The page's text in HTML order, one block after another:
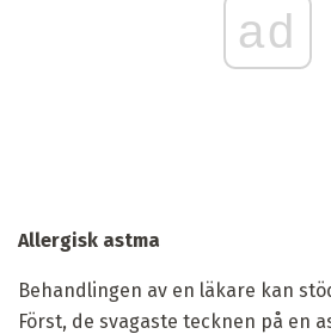
ad
Allergisk astma
Behandlingen av en läkare kan
Först, de svagaste tecknen på en